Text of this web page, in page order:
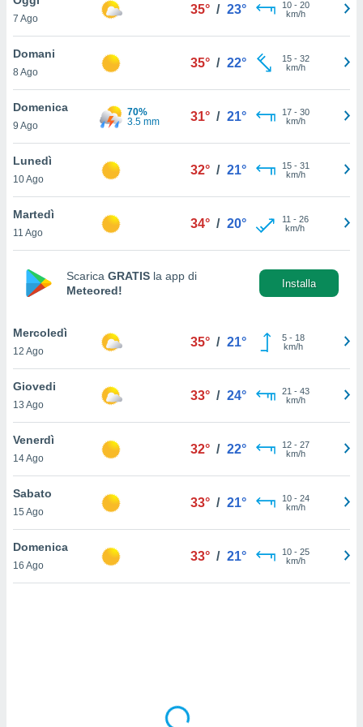
è
al sito
di
ci
di
il
un
la
nella
cookie
il tuo
in
a piè
del
7 Ago
35° / 23° 10- 20
km/h
Domani
8 Ago
35° / 22° 15- 32
km/h
Domenica
9 Ago
70%
3.5 mm
31° / 21° 17- 30
km/h
Lunedì
10 Ago
32° / 21° 15- 31
km/h
Martedì
11 Ago
34° / 20° 11 - 26
km/h
Scarica GRATIS la app di
Meteored!
Installa
Mercoledì
12 Ago
35° / 21° 5- 18
km/h
Giovedi
13 Ago
33° / 24° 21 - 43
km/h
Venerdì
14 Ago
32° / 22° 12- 27
km/h
Sabato
15 Ago
33° / 21° 10- 24
km/h
Domenica
16 Ago
33° / 21° 10- 25
km/h